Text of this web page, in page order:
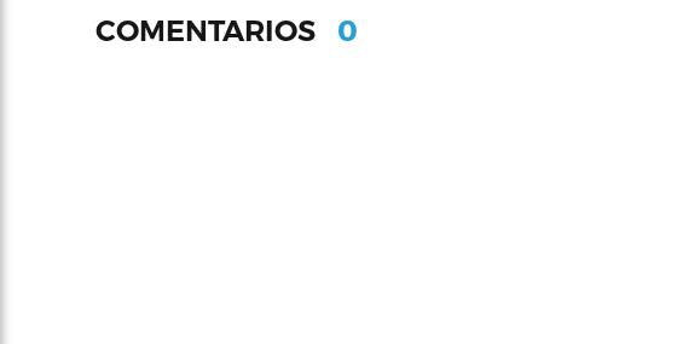
COMENTARIOS 0